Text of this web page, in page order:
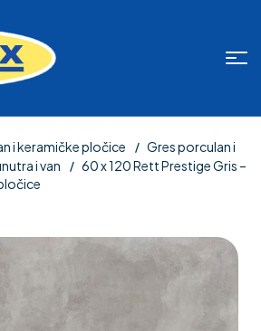
i keramičke pločice
Gres porculan i
i van
60 x 120 Rett Prestige Gris –